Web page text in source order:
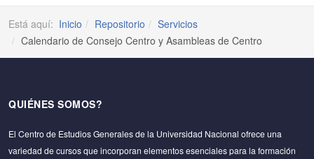
Está aquí: Inicio Repositorio
Servicios
Calendario de Consejo Centro y Asambleas de Centro
QUIÉNES SOMOS?
El Centro de Estudios Generales de la Universidad Nacional ofrece una
variedad de cursos que incorporan elementos esenciales para la formación